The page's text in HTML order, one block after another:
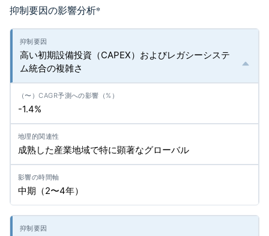
抑制要因の影響分析*
高い初期設備投資（CAPEX）およびレガシーシステ
ム統合の複雑さ
-1.4%
成熟した産業地域で特に顕著なグローバル
中期（2〜4年）